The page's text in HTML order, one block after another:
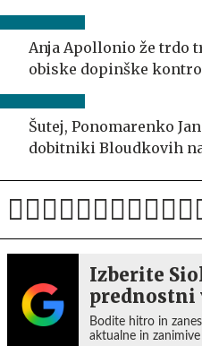
Anja Apollonio že trdo
obiske dopinške
Šutej, Ponomarenko
dobitniki Bloudkovih
Izberite
prednostni
Bodite hitro in
aktualne in zanimive